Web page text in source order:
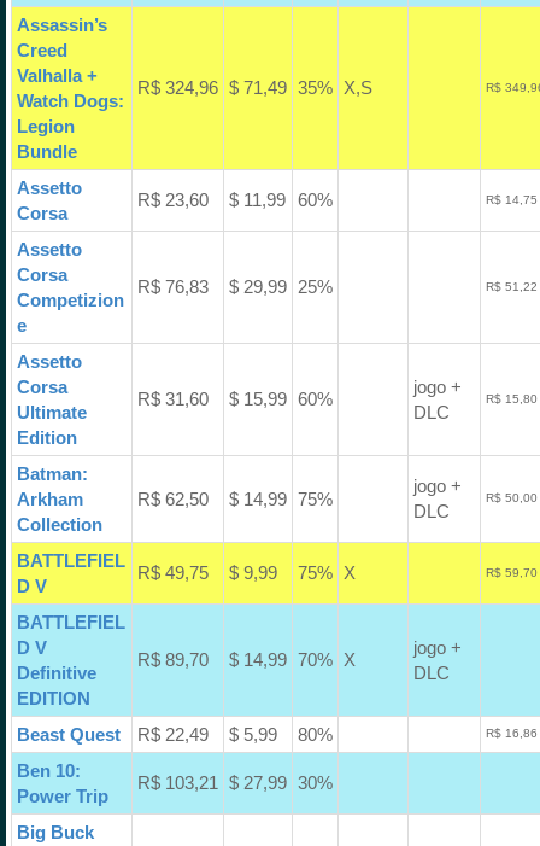
Assassin’s
Creed
Valhalla +
Watch Dogs:
Legion
Bundle
R$ 324,96 $ 71,49 35% X,S R$
Assetto
Corsa
R$ 23,60 $ 11,99 60% R$
Assetto
Corsa
Competizion
e
R$ 76,83 $ 29,99 25% R$
Assetto
Corsa
Ultimate
Edition
R$ 31,60 $ 15,99 60%
jogo +
DLC
R$
Batman:
Arkham
Collection
R$ 62,50 $ 14,99 75%
jogo +
DLC
R$
BATTLEFIEL
D V
R$ 49,75 $ 9,99 75% X R$
BATTLEFIEL
D V
Definitive
EDITION
R$ 89,70 $ 14,99 70% X
jogo +
DLC
Beast Quest R$ 22,49 $ 5,99 80% R$
Ben 10:
Power Trip
R$ 103,21 $ 27,99 30%
Big Buck